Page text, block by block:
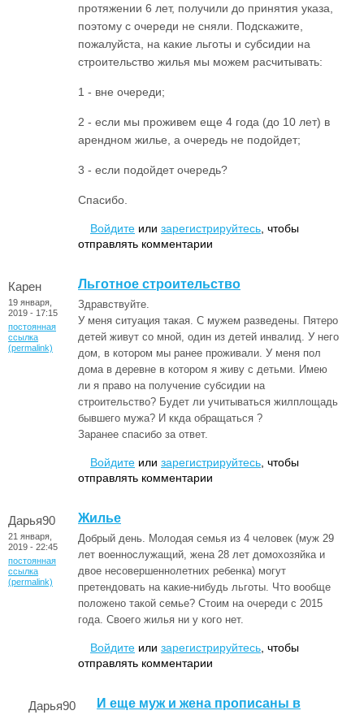
протяжении 6 лет, получили до принятия указа,
поэтому с очереди не сняли. Подскажите,
пожалуйста, на какие льготы и субсидии на
строительство жилья мы можем расчитывать:
1 - вне очереди;
2 - если мы проживем еще 4 года (до 10 лет) в
арендном жилье, а очередь не подойдет;
3 - если подойдет очередь?
Спасибо.
Войдите или зарегистрируйтесь , чтобы
отправлять комментарии
Карен
19 января,
2019 - 17:15
постоянная
ссылка
(permalink)
Льготное строительство
Здравствуйте.
У меня ситуация такая. С мужем разведены. Пятеро
детей живут со мной, один из детей инвалид. У него
дом, в котором мы ранее проживали. У меня пол
дома в деревне в котором я живу с детьми. Имею
ли я право на получение субсидии на
строительство? Будет ли учитываться жилплощадь
бывшего мужа? И ккда обращаться ?
Заранее спасибо за ответ.
Войдите или зарегистрируйтесь , чтобы
отправлять комментарии
Дарья90
21 января,
2019 - 22:45
постоянная
ссылка
(permalink)
Жилье
Добрый день. Молодая семья из 4 человек (муж 29
лет военнослужащий, жена 28 лет домохозяйка и
двое несовершеннолетних ребенка) могут
претендовать на какие-нибудь льготы. Что вообще
положено такой семье? Стоим на очереди с 2015
года. Своего жилья ни у кого нет.
Войдите или зарегистрируйтесь , чтобы
отправлять комментарии
Дарья90 И еще муж и жена прописаны в